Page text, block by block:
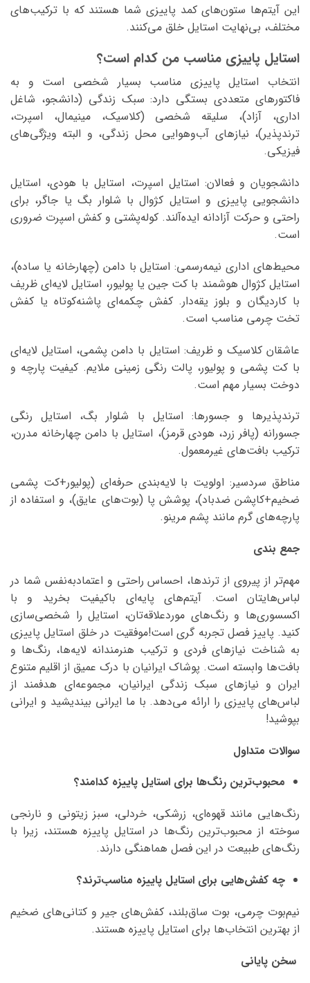
این آیتم‌ها ستون‌های کمد پاییزی شما هستند که با ترکیب‌های
مختلف، بی‌نهایت استایل خلق می‌کنند.
استایل پاییزی مناسب من کدام است؟
انتخاب استایل پاییزی مناسب بسیار شخصی است و به
فاکتورهای متعددی بستگی دارد: سبک زندگی (دانشجو، شاغل
اداری، آزاد)، سلیقه شخصی (کلاسیک، مینیمال، اسپرت،
ترندپذیر)، نیازهای آب‌وهوایی محل زندگی، و البته ویژگی‌های
فیزیکی.
دانشجویان و فعالان: استایل اسپرت، استایل با هودی، استایل
دانشجویی پاییزی و استایل کژوال با شلوار بگ یا جاگر، برای
راحتی و حرکت آزادانه ایده‌آلند. کوله‌پشتی و کفش اسپرت ضروری
است.
محیط‌های اداری نیمه‌رسمی: استایل با دامن (چهارخانه یا ساده)،
استایل کژوال هوشمند با کت جین یا پولیور، استایل لایه‌ای ظریف
با کاردیگان و بلوز یقه‌دار. کفش چکمه‌ای پاشنه‌کوتاه یا کفش
تخت چرمی مناسب است.
عاشقان کلاسیک و ظریف: استایل با دامن پشمی، استایل لایه‌ای
با کت پشمی و پولیور، پالت رنگی زمینی ملایم. کیفیت پارچه و
دوخت بسیار مهم است.
ترندپذیرها و جسورها: استایل با شلوار بگ، استایل رنگی
جسورانه (پافر زرد، هودی قرمز)، استایل با دامن چهارخانه مدرن،
ترکیب بافت‌های غیرمعمول.
مناطق سردسیر: اولویت با لایه‌بندی حرفه‌ای (پولیور+کت پشمی
ضخیم+کاپشن ضدباد)، پوشش پا (بوت‌های عایق)، و استفاده از
پارچه‌های گرم مانند پشم مرینو.
جمع بندی
مهم‌تر از پیروی از ترندها، احساس راحتی و اعتمادبه‌نفس شما در
لباس‌هایتان است. آیتم‌های پایه‌ای باکیفیت بخرید و با
اکسسوری‌ها و رنگ‌های موردعلاقه‌تان، استایل را شخصی‌سازی
کنید. پاییز فصل تجربه گری است!موفقیت در خلق استایل پاییزی
به شناخت نیازهای فردی و ترکیب هنرمندانه لایه‌ها، رنگ‌ها و
بافت‌ها وابسته است. پوشاک ایرانیان با درک عمیق از اقلیم متنوع
ایران و نیازهای سبک زندگی ایرانیان، مجموعه‌ای هدفمند از
لباس‌های پاییزی را ارائه می‌دهد. با ما ایرانی بیندیشید و ایرانی
بپوشید!
سوالات متداول
محبوب‌ترین رنگ‌ها برای استایل پاییزه کدامند؟
رنگ‌هایی مانند قهوه‌ای، زرشکی، خردلی، سبز زیتونی و نارنجی
سوخته از محبوب‌ترین رنگ‌ها در استایل پاییزه هستند، زیرا با
رنگ‌های طبیعت در این فصل هماهنگی دارند.
چه کفش‌هایی برای استایل پاییزه مناسب‌ترند؟
نیم‌بوت چرمی، بوت ساق‌بلند، کفش‌های جیر و کتانی‌های ضخیم
از بهترین انتخاب‌ها برای استایل پاییزه هستند.
سخن پایانی